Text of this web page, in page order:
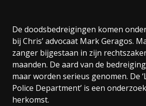
De doodsbedreigingen komen
bij Chris’ advocaat Mark Geragos.
zanger bijgestaan in zijn
maanden. De aard van de
maar worden serieus genomen. De
Police Department’ is een
herkomst.